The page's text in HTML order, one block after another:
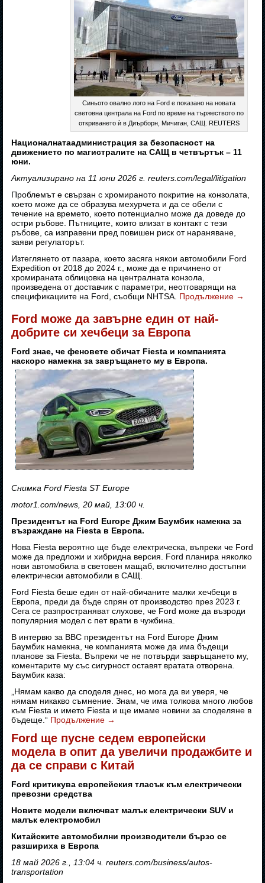
Синьото овално лого на Ford е показано на новата
световна централа на Ford по време на тържеството по
откриването ѝ в Диърборн, Мичиган, САЩ. REUTERS
Националнатаадминистрация за безопасност на
движението по магистралите на САЩ в четвъртък – 11
юни.
Актуализирано на 11 юни 2026 г. reuters.com/legal/litigation
Проблемът е свързан с хромираното покритие на конзолата,
което може да се образува мехурчета и да се обели с
течение на времето, което потенциално може да доведе до
остри ръбове. Пътниците, които влизат в контакт с тези
ръбове, са изправени пред повишен риск от нараняване,
заяви регулаторът.
Изтеглянето от пазара, което засяга някои автомобили Ford
Expedition от 2018 до 2024 г., може да е причинено от
хромираната облицовка на централната конзола,
произведена от доставчик с параметри, неотговарящи на
спецификациите на Ford, съобщи NHTSA. Продължение →
Ford може да завърне един от най-
добрите си хечбеци за Европа
Ford знае, че феновете обичат Fiesta и компанията
наскоро намекна за завръщането му в Европа.
Снимка Ford Fiesta ST Europe
motor1.com/news, 20 май, 13:00 ч.
Президентът на Ford Europe Джим Баумбик намекна за
възраждане на Fiesta в Европа.
Нова Fiesta вероятно ще бъде електрическа, въпреки че Ford
може да предложи и хибридна версия. Ford планира няколко
нови автомобила в световен мащаб, включително достъпни
електрически автомобили в САЩ.
Ford Fiesta беше един от най-обичаните малки хечбеци в
Европа, преди да бъде спрян от производство през 2023 г.
Сега се разпространяват слухове, че Ford може да възроди
популярния модел с пет врати в чужбина.
В интервю за BBC президентът на Ford Europe Джим
Баумбик намекна, че компанията може да има бъдещи
планове за Fiesta. Въпреки че не потвърди завръщането му,
коментарите му със сигурност оставят вратата отворена.
Баумбик каза:
„Нямам какво да споделя днес, но мога да ви уверя, че
нямам никакво съмнение. Знам, че има толкова много любов
към Fiesta и името Fiesta и ще имаме новини за споделяне в
бъдеще.“ Продължение →
Ford ще пусне седем европейски
модела в опит да увеличи продажбите и
да се справи с Китай
Ford критикува европейския тласък към електрически
превозни средства
Новите модели включват малък електрически SUV и
малък електромобил
Китайските автомобилни производители бързо се
разшириха в Европа
18 май 2026 г., 13:04 ч. reuters.com/business/autos-
transportation